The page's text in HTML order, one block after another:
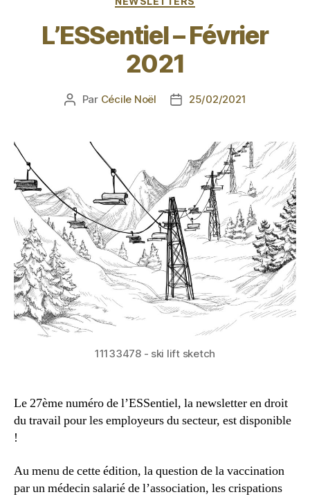
L’ESSentiel – Février
2021
Par Cécile Noël 25/02/2021
11133478 - ski lift sketch
Le 27ème numéro de l’ESSentiel, la newsletter en droit
du travail pour les employeurs du secteur, est disponible
!
Au menu de cette édition, la question de la vaccination
par un médecin salarié de l’association, les crispations